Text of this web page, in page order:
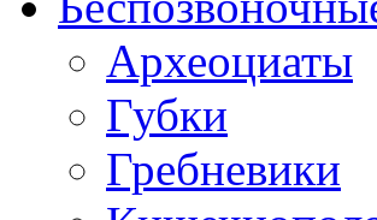
Археоциаты
Губки
Гребневики